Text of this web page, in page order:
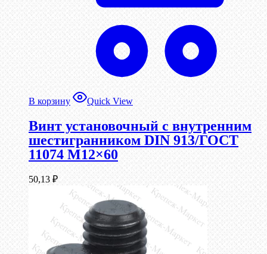
В корзину Quick View
Винт установочный с внутренним
шестигранником DIN 913/ГОСТ
11074 М12×60
50,13 ₽